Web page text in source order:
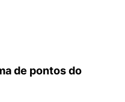
de pontos do